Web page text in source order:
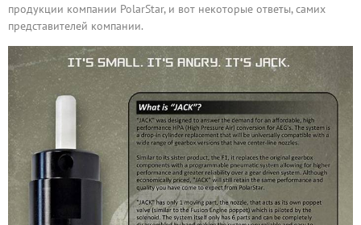
продукции компании PolarStar, и вот некоторые ответы, самих
представителей компании.